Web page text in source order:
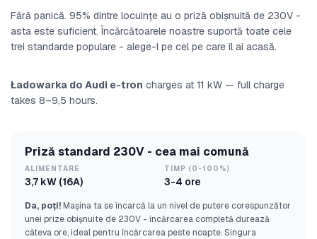
Fără panică. 95% dintre locuințe au o priză obișnuită de 230V -
asta este suficient. Încărcătoarele noastre suportă toate cele
trei standarde populare - alege-l pe cel pe care îl ai acasă.
Ładowarka do Audi e-tron charges at 11 kW — full charge
takes 8–9,5 hours.
Priză standard 230V - cea mai comună
ALIMENTARE
3,7 kW (16A)
TIMP (0-100%)
3-4 ore
Da, poți! Mașina ta se încarcă la un nivel de putere corespunzător
unei prize obișnuite de 230V - încărcarea completă durează
câteva ore, ideal pentru încărcarea peste noapte. Singura